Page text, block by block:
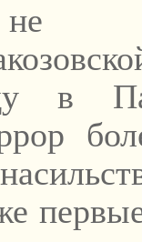
в